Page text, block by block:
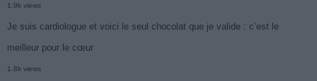
1.9k views
Je suis cardiologue et voici le seul chocolat que je valide : c’est le
meilleur pour le cœur
1.8k views